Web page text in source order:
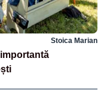
Stoica Marian